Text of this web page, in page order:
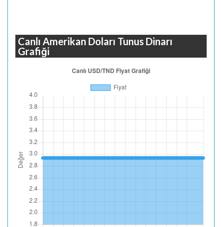
Canlı Amerikan Doları Tunus Dinarı
Grafiği